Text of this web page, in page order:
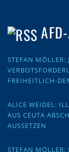
STEFAN
FREIHEITLICH-
ALICE WEIDEL:
AUS CEUTA
AUSSETZEN
STEFAN MÖLLER: